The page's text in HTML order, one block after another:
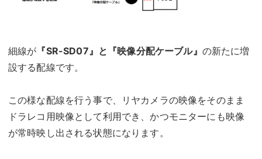
細線が 『SR-SD07』と『映像分配ケーブル』 の新たに増
設する配線です。
この様な配線を行う事で、リヤカメラの映像をそのまま
ドラレコ用映像として利用でき、かつモニターにも映像
が常時映し出される状態になります。